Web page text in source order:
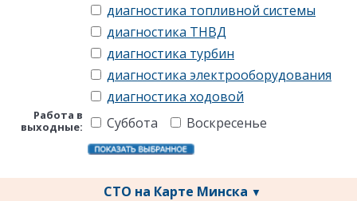
диагностика топливной системы
диагностика ТНВД
диагностика турбин
диагностика электрооборудования
диагностика ходовой
Работа в
выходные:
Суббота Воскресенье
СТО на Карте Минска ▼